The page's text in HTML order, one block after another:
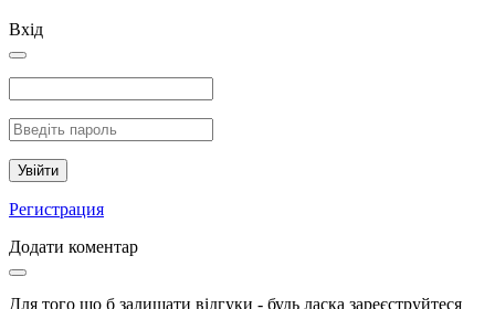
Вхід
Увійти
Регистрация
Додати коментар
Для того що б залишати відгуки - будь ласка зареєструйтеся